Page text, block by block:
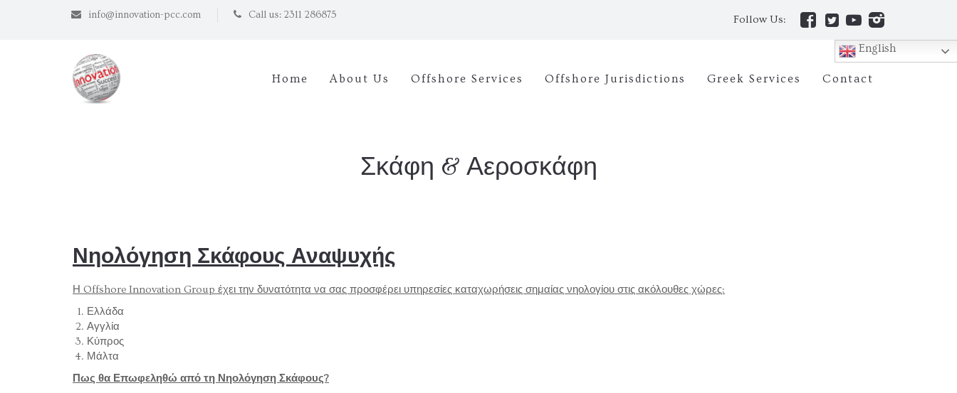
info@innovation-pcc.com Call us: 2311 286875 Follow Us:
Home About Us Offshore Services Offshore Jurisdictions Greek Services Contact
English
Σκάφη & Αεροσκάφη
Νηολόγηση Σκάφους Αναψυχής
Η Offshore Innovation Group έχει την δυνατότητα να σας προσφέρει υπηρεσίες καταχωρήσεις σημαίας νηολογίου στις ακόλουθες χώρες:
Ελλάδα
Αγγλία
Κύπρος
Μάλτα
Πως θα Επωφεληθώ από τη Νηολόγηση Σκάφους?